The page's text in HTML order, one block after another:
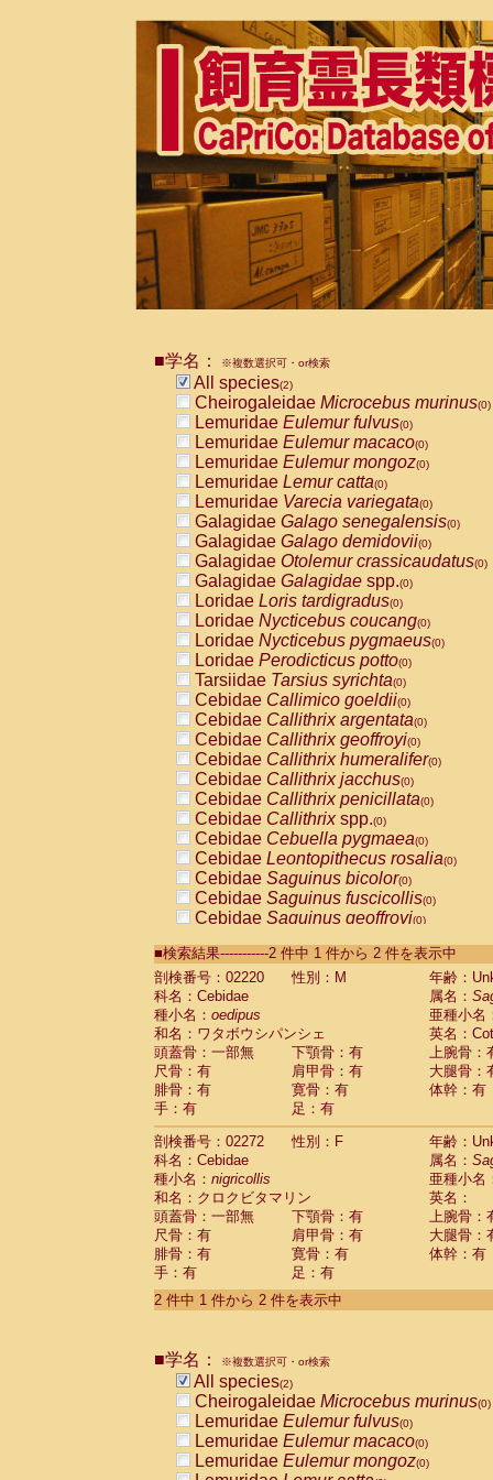
■学名： ※複数選択可・or検索
All species(2)
Cheirogaleidae Microcebus murinus(0)
Lemuridae Eulemur fulvus(0)
Lemuridae Eulemur macaco(0)
Lemuridae Eulemur mongoz(0)
Lemuridae Lemur catta(0)
Lemuridae Varecia variegata(0)
Galagidae Galago senegalensis(0)
Galagidae Galago demidovii(0)
Galagidae Otolemur crassicaudatus(0)
Galagidae Galagidae spp.(0)
Loridae Loris tardigradus(0)
Loridae Nycticebus coucang(0)
Loridae Nycticebus pygmaeus(0)
Loridae Perodicticus potto(0)
Tarsiidae Tarsius syrichta(0)
Cebidae Callimico goeldii(0)
Cebidae Callithrix argentata(0)
Cebidae Callithrix geoffroyi(0)
Cebidae Callithrix humeralifer(0)
Cebidae Callithrix jacchus(0)
Cebidae Callithrix penicillata(0)
Cebidae Callithrixspp.(0)
Cebidae Cebuella pygmaea(0)
Cebidae Leontopithecus rosalia(0)
Cebidae Saguinus bicolor(0)
Cebidae Saguinus fuscicollis(0)
Cebidae Saguinus geoffroyi(0)
CebidaeSaguinus labiatus(0)
Cebidae Saguinus leucopus (0)
Cebidae
Cebidae
CebidaeSaguinus nigricollis (1)
Cebidae Saguinus oedipus
Cebidae Saguinus weddelli
Cebidae Saguinusspp.
Cebidae Aotus trivirgatus
Cebidae Cebus albifrons
Cebidae
CebidaeCebus capucinus
CebidaeCebus nigrivittatus
Cebidae Cebusspp.(0)
Cebidae Saimiri boliviensis
Cebidae Saimiri sciureus
Atelidae Alouatta caraya
AtelidaeAlouatta fusca
AtelidaeAlouatta seniculus
AtelidaeAteles belzebuth
AtelidaeAteles geoffroyi
AtelidaeAteles paniscus(0)
AtelidaeAtelesspp. (0)
AtelidaeLagothrix lagothricha
AtelidaeLagothrix lagothricha cana
PitheciidaeCacajao calvus
■検索結果-----------2 件中 1 件から 2 件を表示中
剖検番号：02220
性別：M
年齢：
科名：Cebidae
属名：
種小名： oedipus
亜種小名
和名：ワタボウシパンシェ
英名：
頭蓋骨：一部無
下顎骨：有
上腕骨：
尺骨：有
肩甲骨：有
大腿骨：
腓骨：有
寛骨：有
体幹：有
手：有
足：有
剖検番号：02272
性別：F
年齢：
科名：Cebidae
属名：
種小名： nigricollis
亜種小名
和名：クロクビタマリン
英名：
頭蓋骨：一部無
下顎骨：有
上腕骨：
尺骨：有
肩甲骨：有
大腿骨：
腓骨：有
寛骨：有
体幹：有
手：有
足：有
2 件中 1 件から 2 件を表示中
■学名： ※複数選択可・or検索
All species(2)
Cheirogaleidae Microcebus murinus(0)
Lemuridae Eulemur fulvus(0)
Lemuridae Eulemur macaco(0)
Lemuridae Eulemur mongoz(0)